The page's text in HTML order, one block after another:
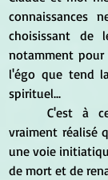
connaissances
choisissant de
notamment pour
l'égo que tend
spirituel...
vraiment réalisé
une voie
de mort et de